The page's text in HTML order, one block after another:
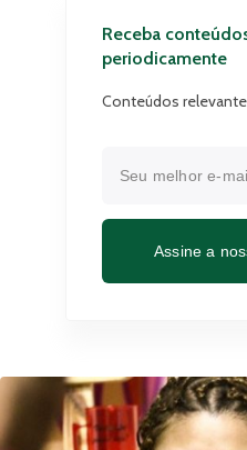
Receba
periodicamente
Conteúdos
Assine a